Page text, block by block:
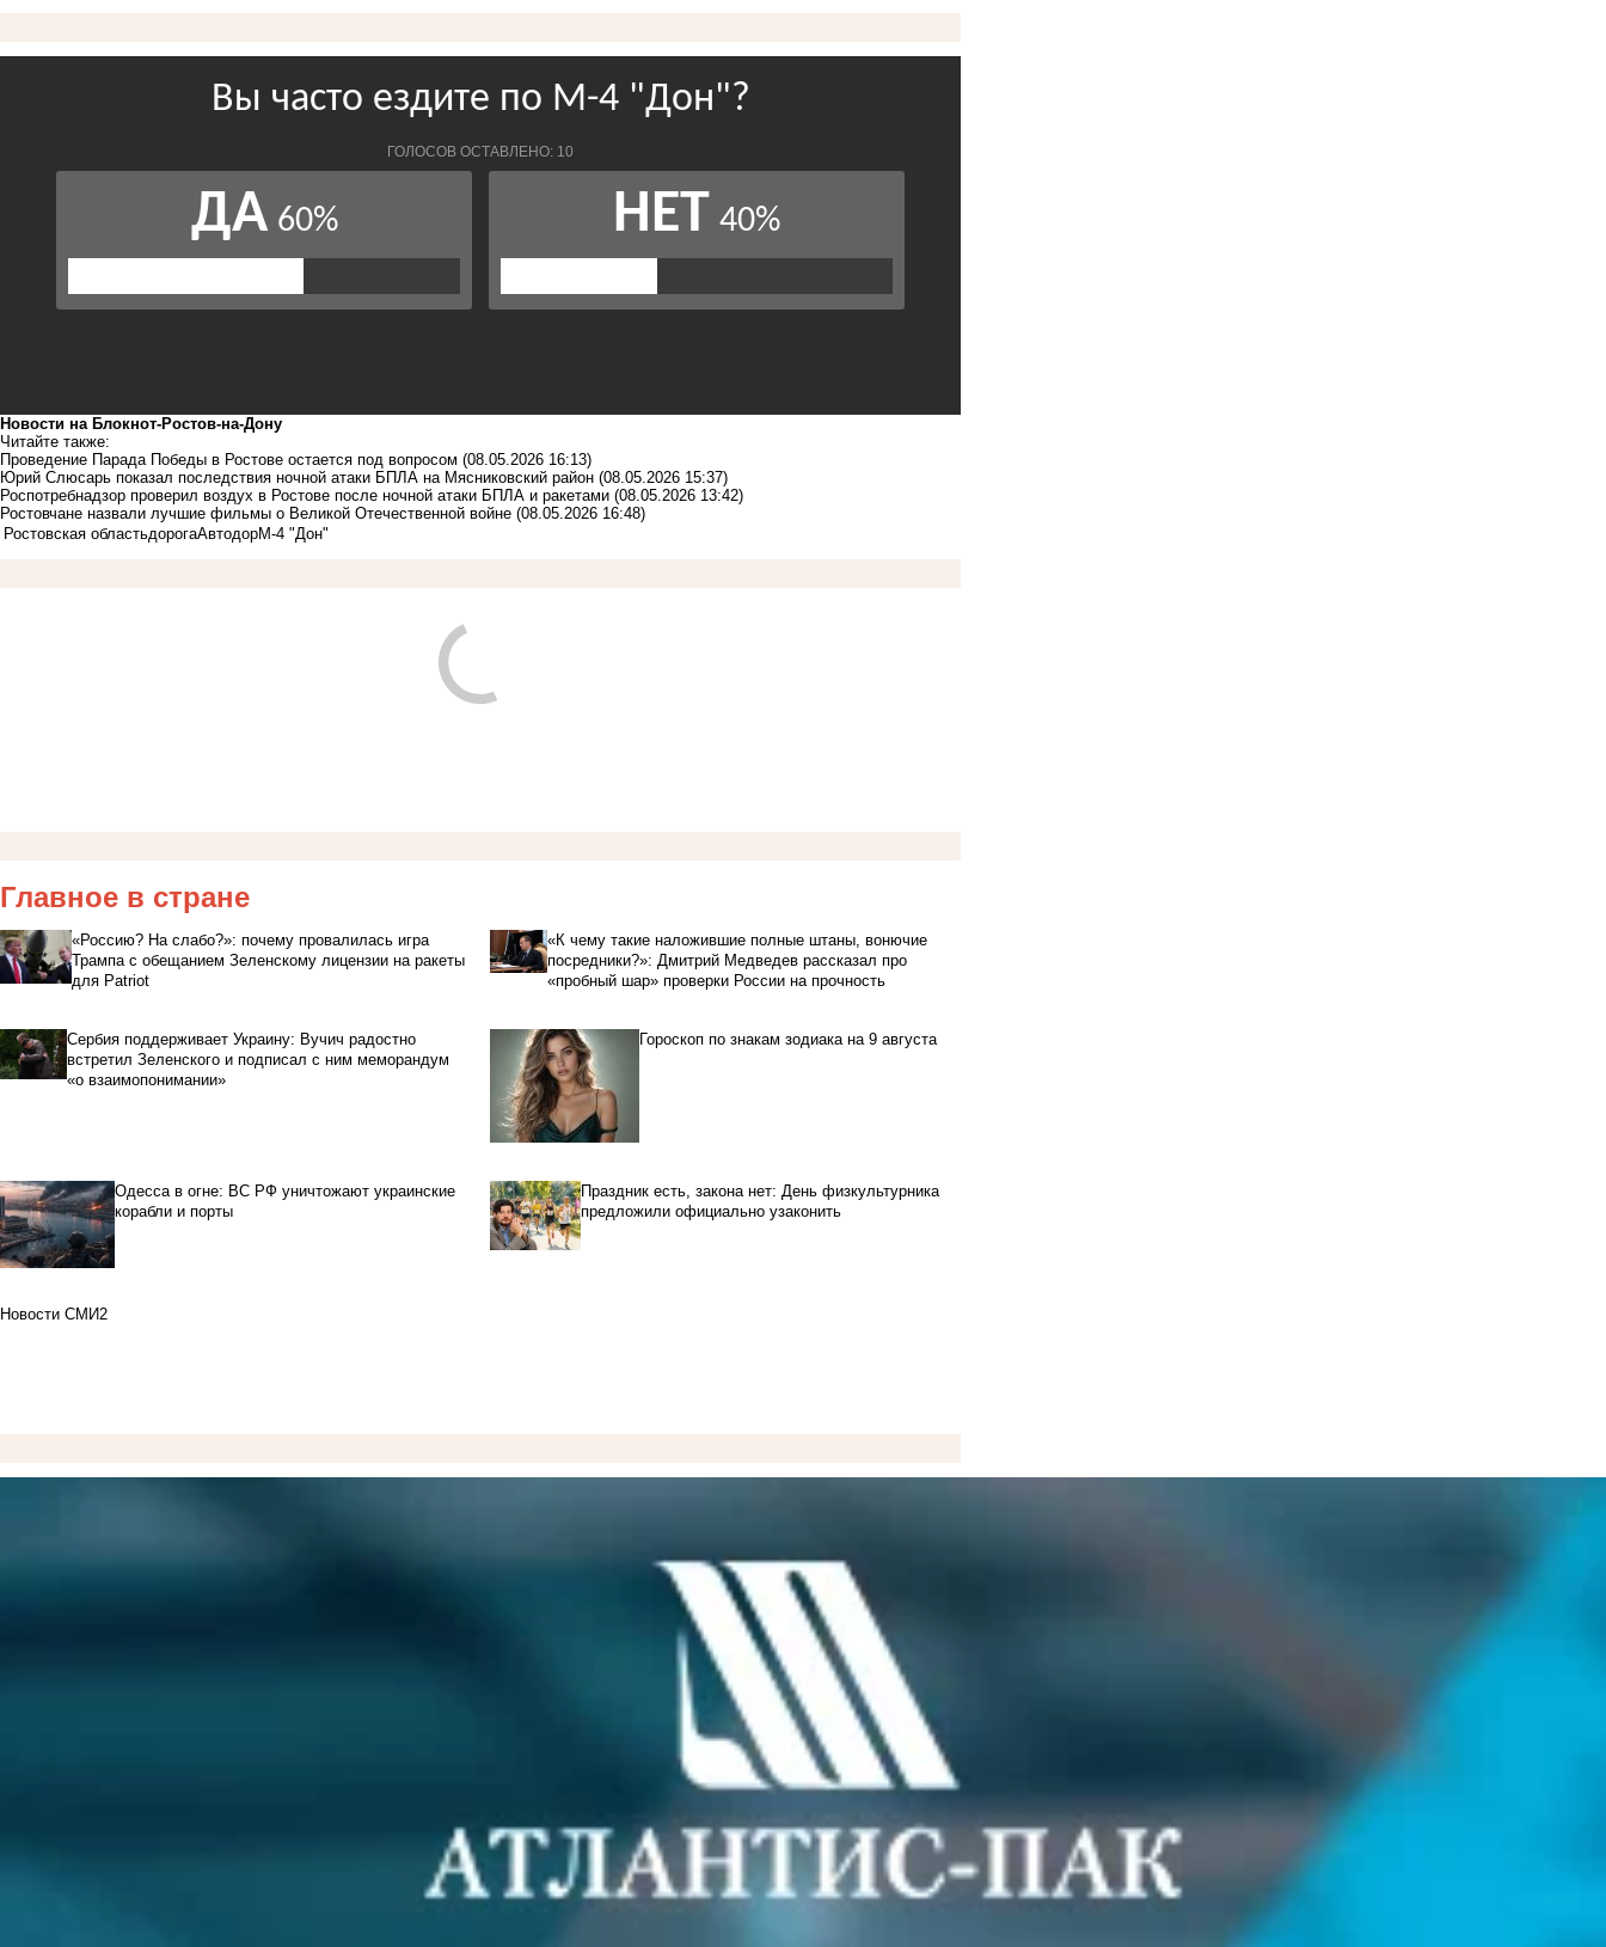
Новости на Блoкнoт-Ростов-на-Дону
Читайте также:
Проведение Парада Победы в Ростове остается под вопросом (08.05.2026 16:13)
Юрий Слюсарь показал последствия ночной атаки БПЛА на Мясниковский район (08.05.2026 15:37)
Роспотребнадзор проверил воздух в Ростове после ночной атаки БПЛА и ракетами (08.05.2026 13:42)
Ростовчане назвали лучшие фильмы о Великой Отечественной войне (08.05.2026 16:48)
Ростовская областьдорогаАвтодорМ-4 "Дон"
Главное в стране
«Россию? На слабо?»: почему провалилась игра
Трампа с обещанием Зеленскому лицензии на ракеты
для Patriot
«К чему такие наложившие полные штаны, вонючие
посредники?»: Дмитрий Медведев рассказал про
«пробный шар» проверки России на прочность
Сербия поддерживает Украину: Вучич радостно
встретил Зеленского и подписал с ним меморандум
«о взаимопонимании»
Гороскоп по знакам зодиака на 9 августа
Одесса в огне: ВС РФ уничтожают украинские
корабли и порты
Праздник есть, закона нет: День физкультурника
предложили официально узаконить
Новости СМИ2